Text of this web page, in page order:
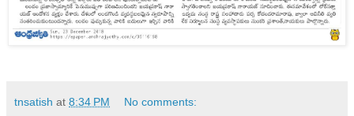
tnsatish at 8:34 PM No comments: